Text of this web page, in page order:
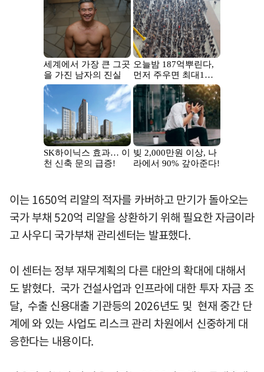
이는 1650억 리얄의 적자를 카버하고 만기가 돌아오는
국가 부채 520억 리얄을 상환하기 위해 필요한 자금이라
고 사우디 국가부채 관리센터는 발표했다.
이 센터는 정부 재무계획의 다른 대안의 확대에 대해서
도 밝혔다. 국가 건설사업과 인프라에 대한 투자 자금 조
달, 수출 신용대출 기관등의 2026년도 및 현재 중간 단
계에 와 있는 사업도 리스크 관리 차원에서 신중하게 대
응한다는 내용이다.